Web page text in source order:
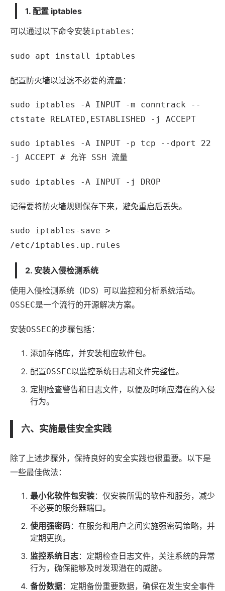
1. 配置 iptables
可以通过以下命令安装iptables ：
sudo apt install iptables
配置防火墙以过滤不必要的流量：
sudo iptables -A INPUT -m conntrack --
ctstate RELATED,ESTABLISHED -j ACCEPT
sudo iptables -A INPUT -p tcp --dport 22
-j ACCEPT # 允许 SSH 流量
sudo iptables -A INPUT -j DROP
记得要将防火墙规则保存下来，避免重启后丢失。
sudo iptables-save >
/etc/iptables.up.rules
2. 安装入侵检测系统
使用入侵检测系统（IDS）可以监控和分析系统活动。
OSSEC是一个流行的开源解决方案。
安装OSSEC的步骤包括：
添加存储库，并安装相应软件包。
配置OSSEC以监控系统日志和文件完整性。
定期检查警告和日志文件，以便及时响应潜在的入侵
行为。
六、实施最佳安全实践
除了上述步骤外，保持良好的安全实践也很重要。以下是
一些最佳做法：
最小化软件包安装：仅安装所需的软件和服务，减少
不必要的服务器端口。
使用强密码：在服务和用户之间实施强密码策略，并
定期更换。
监控系统日志：定期检查日志文件，关注系统的异常
行为，确保能够及时发现潜在的威胁。
备份数据：定期备份重要数据，确保在发生安全事件